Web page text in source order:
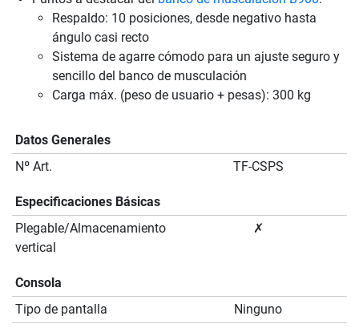
Respaldo: 10 posiciones, desde negativo hasta
ángulo casi recto
Sistema de agarre cómodo para un ajuste seguro y
sencillo del banco de musculación
Carga máx. (peso de usuario + pesas): 300 kg
Datos Generales
Nº Art.
TF-CSPS
Especificaciones Básicas
Plegable/Almacenamiento
vertical
✗
Consola
Tipo de pantalla
Ninguno